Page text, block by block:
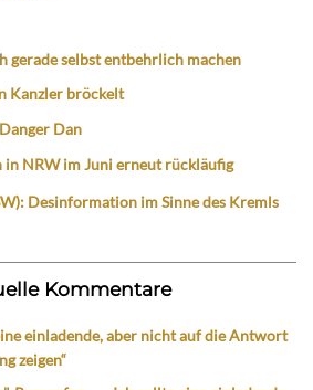
gerade selbst entbehrlich machen
Kanzler bröckelt
Dan
NRW im Juni erneut rückläufig
Desinformation im Sinne des Kremls
Kommentare
einladende, aber nicht auf die Antwort
zeigen“